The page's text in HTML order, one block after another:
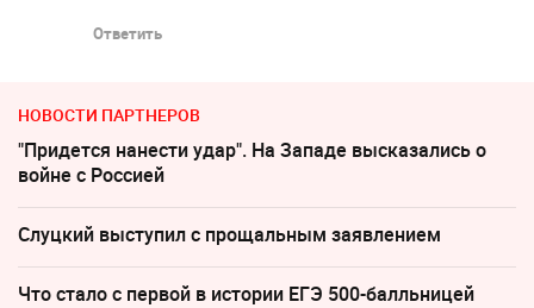
Ответить
НОВОСТИ ПАРТНЕРОВ
"Придется нанести удар". На Западе высказались о
войне с Россией
Слуцкий выступил с прощальным заявлением
Что стало с первой в истории ЕГЭ 500-балльницей